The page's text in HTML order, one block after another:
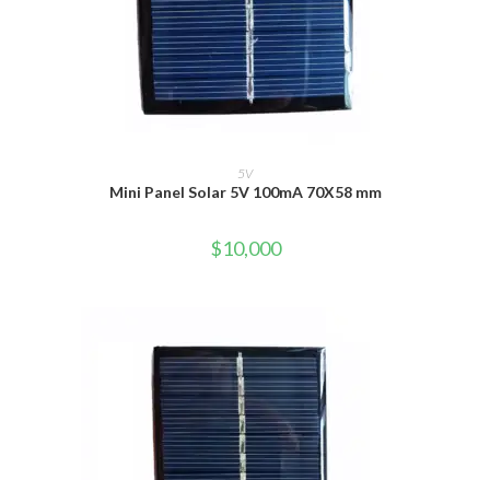
AÑADIR AL CARRITO
5V
Mini Panel Solar 5V 100mA 70X58 mm
$10,000